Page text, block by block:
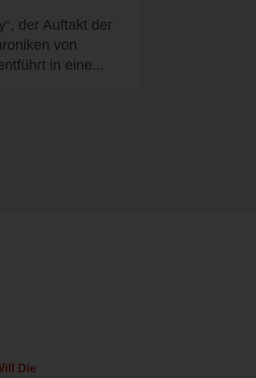
der Auftakt der
von
in eine...
Die